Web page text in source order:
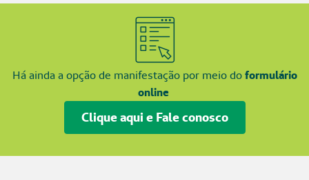
Há ainda a opção de manifestação por meio doformulário
online
Clique aqui e Fale conosco